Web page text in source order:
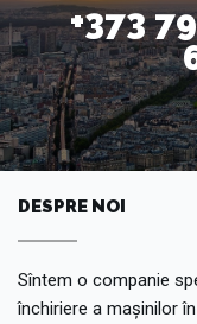
+373
DESPRE NOI
Sîntem o companie
închiriere a mașinilor